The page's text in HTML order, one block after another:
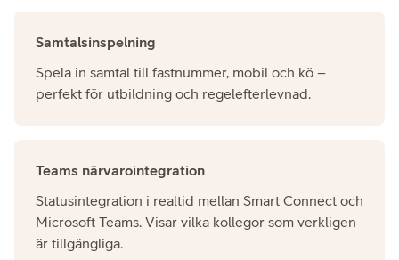
Samtalsinspelning
Spela in samtal till fastnummer, mobil och kö –
perfekt för utbildning och regelefterlevnad.
Teams närvarointegration
Statusintegration i realtid mellan Smart Connect och
Microsoft Teams. Visar vilka kollegor som verkligen
är tillgängliga.